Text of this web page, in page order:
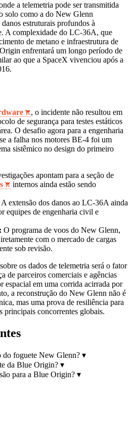
a telemetria pode ser transmitida
solo como a do New Glenn
estruturais profundos à
A complexidade do LC-36A, que
de metano e infraestrutura de
enfrentará um longo período de
ao que a SpaceX vivenciou após a
, o incidente não resultou em
de segurança para testes estáticos
O desafio agora para a engenharia
a falha nos motores BE-4 foi um
sistêmico no design do primeiro
apontam para a seção de
internos ainda estão sendo
A extensão dos danos ao LC-36A ainda
equipes de engenharia civil e
O programa de voos do New Glenn,
com o mercado de cargas
sob revisão.
os dados de telemetria será o fator
de parceiros comerciais e agências
espacial em uma corrida acirrada por
a reconstrução do New Glenn não é
mas uma prova de resiliência para
principais concorrentes globais.
do foguete New Glenn? ▾
da Blue Origin? ▾
para a Blue Origin? ▾